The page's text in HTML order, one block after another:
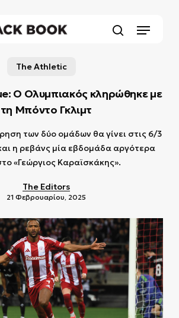
Menu
The Athletic
Ο Ολυμπιακός κληρώθηκε με
τη Μπόντο Γκλιμτ
των δύο ομάδων θα γίνει στις 6/3
η ρεβάνς μία εβδομάδα αργότερα
«Γεώργιος Καραϊσκάκης».
The Editors
21 Φεβρουαρίου, 2025